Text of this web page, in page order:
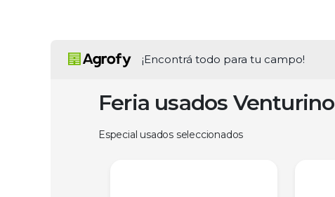
¡Encontrá todo para tu campo!
Feria usados Venturino
Especial usados seleccionados